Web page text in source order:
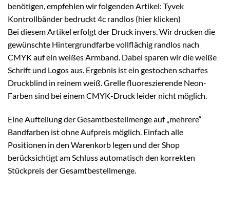
benötigen, empfehlen wir folgenden Artikel: Tyvek
Kontrollbänder bedruckt 4c randlos (hier klicken)
Bei diesem Artikel erfolgt der Druck invers. Wir drucken die
gewünschte Hintergrundfarbe vollflächig randlos nach
CMYK auf ein weißes Armband. Dabei sparen wir die weiße
Schrift und Logos aus. Ergebnis ist ein gestochen scharfes
Druckblind in reinem weiß. Grelle fluoreszierende Neon-
Farben sind bei einem CMYK-Druck leider nicht möglich.
Eine Aufteilung der Gesamtbestellmenge auf „mehrere“
Bandfarben ist ohne Aufpreis möglich. Einfach alle
Positionen in den Warenkorb legen und der Shop
berücksichtigt am Schluss automatisch den korrekten
Stückpreis der Gesamtbestellmenge.